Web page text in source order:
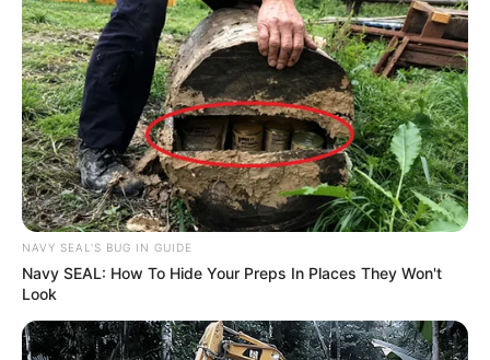
NAVY SEAL'S BUG IN GUIDE
Navy SEAL: How To Hide Your Preps In Places They Won't
Look